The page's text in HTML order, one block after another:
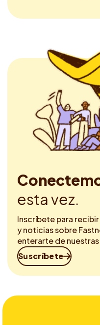
esta vez.
Inscríbete para
y noticias sobre
enterarte de
Suscríbete